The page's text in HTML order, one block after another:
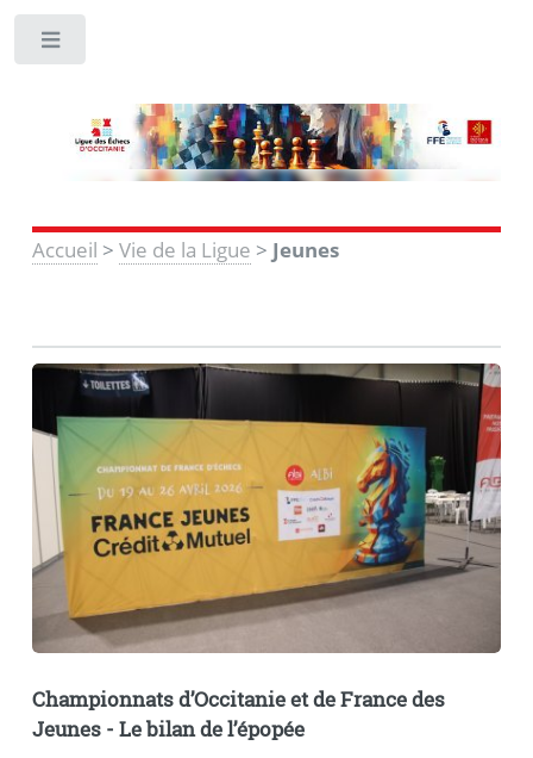
Accueil > Vie de la Ligue > Jeunes
Championnats d’Occitanie et de France des
Jeunes - Le bilan de l’épopée